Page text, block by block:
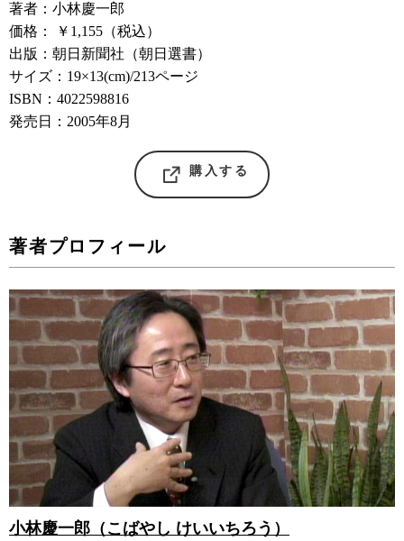
著者：小林慶一郎
価格： ￥1,155（税込）
出版：朝日新聞社（朝日選書）
サイズ：19×13(cm)/213ページ
ISBN：4022598816
発売日：2005年8月
購入する
著者プロフィール
小林慶一郎（こばやし けいいちろう）